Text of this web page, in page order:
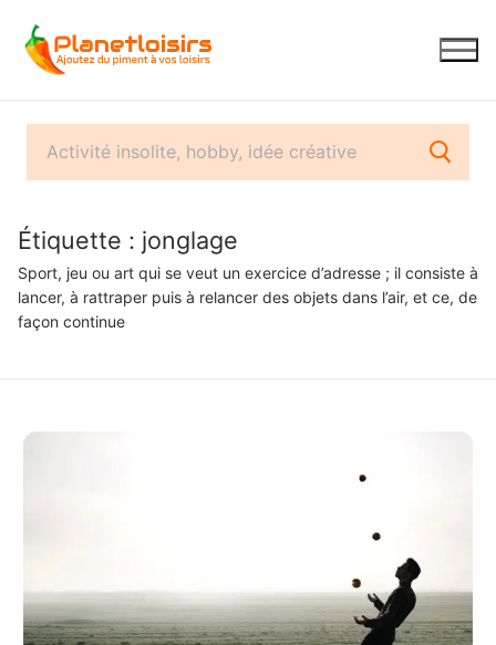
contenu
Étiquette : jonglage
Sport, jeu ou art qui se veut un exercice d’adresse ; il consiste à
lancer, à rattraper puis à relancer des objets dans l’air, et ce, de
façon continue